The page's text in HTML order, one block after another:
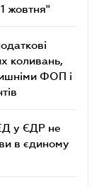
жовтня"
коливань,
ФОП і
у ЄДР не
в єдиному